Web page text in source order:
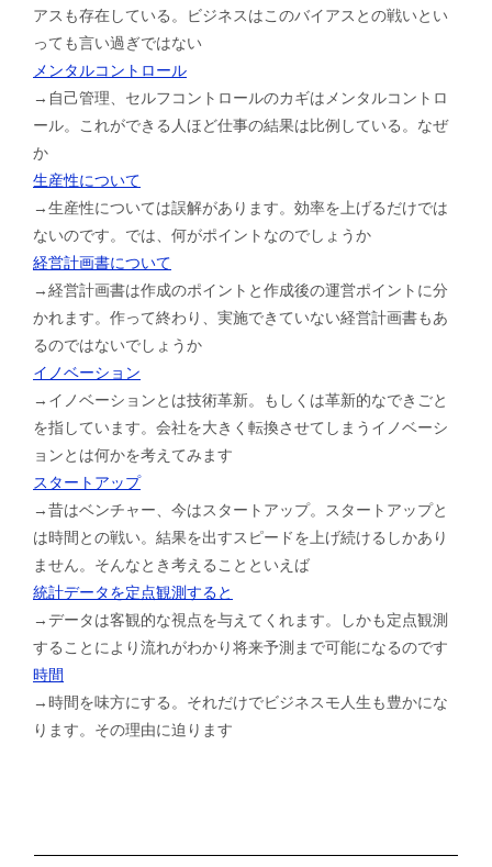
アスも存在している。ビジネスはこのバイアスとの戦いとい
っても言い過ぎではない
メンタルコントロール
→自己管理、セルフコントロールのカギはメンタルコントロ
ール。これができる人ほど仕事の結果は比例している。なぜ
か
生産性について
→生産性については誤解があります。効率を上げるだけでは
ないのです。では、何がポイントなのでしょうか
経営計画書について
→経営計画書は作成のポイントと作成後の運営ポイントに分
かれます。作って終わり、実施できていない経営計画書もあ
るのではないでしょうか
イノベーション
→イノベーションとは技術革新。もしくは革新的なできごと
を指しています。会社を大きく転換させてしまうイノベーシ
ョンとは何かを考えてみます
スタートアップ
→昔はベンチャー、今はスタートアップ。スタートアップと
は時間との戦い。結果を出すスピードを上げ続けるしかあり
ません。そんなとき考えることといえば
統計データを定点観測すると
→データは客観的な視点を与えてくれます。しかも定点観測
することにより流れがわかり将来予測まで可能になるのです
時間
→時間を味方にする。それだけでビジネスモ人生も豊かにな
ります。その理由に迫ります